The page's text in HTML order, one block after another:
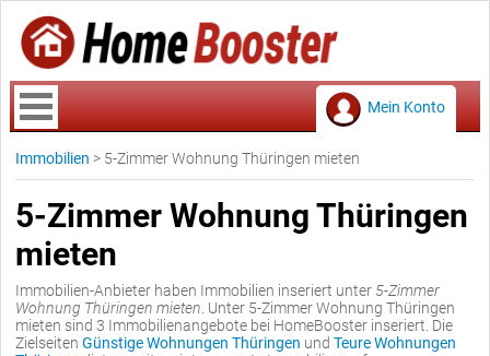
Mein Konto
Immobilien > 5-Zimmer Wohnung Thüringen mieten
5-Zimmer Wohnung Thüringen
mieten
Immobilien-Anbieter haben Immobilien inseriert unter 5-Zimmer
Wohnung Thüringen mieten . Unter 5-Zimmer Wohnung Thüringen
mieten sind 3 Immobilienangebote bei HomeBooster inseriert. Die
Zielseiten Günstige Wohnungen Thüringen und Teure Wohnungen